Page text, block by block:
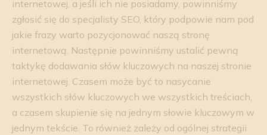
internetowej, a jeśli ich nie posiadamy, powinniśmy
zgłosić się do specjalisty SEO, który podpowie nam pod
jakie frazy warto pozycjonować naszą stronę
internetową. Następnie powinniśmy ustalić pewną
taktykę dodawania słów kluczowych na naszej stronie
internetowej. Czasem może być to nasycanie
wszystkich słów kluczowych we wszystkich treściach,
a czasem skupienie się na jednym słowie kluczowym w
jednym tekście. To również zależy od ogólnej strategii